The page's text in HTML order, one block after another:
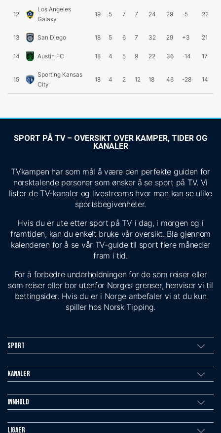
12
Los Angeles
Galaxy
19 5 7 7 24 29 -5 22
13 San Diego 18 5 6 7 32 29 +3 21
14 Austin FC 18 4 5 9 22 36 -14 17
15
Sporting Kansas
City
18 4 2 12 18 46 -28 14
SPORT PÅ TV – OVERSIKT OVER KAMPER, TIDER OG
KANALER
TVkampen har som mål å være den perfekte guiden for
norsktalende personer som ønsker å se sport på TV. Vi
lister de TV-kanaler og livestreams hvor man kan se ulike
sportsbegivenheter.
Hvis du er ute etter sport på TV i dag, i morgen og i
framtiden, kan du enkelt bruke vår oversikt. Bla gjennom
kalenderen for å se vår TV-guide til sport flere måneder
fram i tid.
For å forbedre underholdningen for de som reiser eller
som reiser eller bor utenfor Norges grenser, henviser vi til
bettingsider. Hvis du er i Norge anbefaler vi at du kun
spiller hos Norsk Tipping.
Sport
Kanaler
Innhold
Ligaer